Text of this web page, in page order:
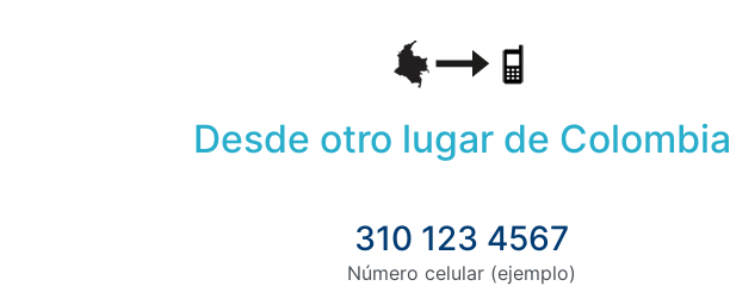
Desde otro lugar de Colombia
310 123 4567
Número celular (ejemplo)